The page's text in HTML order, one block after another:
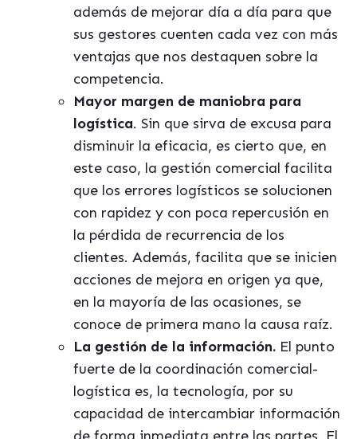
además de mejorar día a día para que
sus gestores cuenten cada vez con más
ventajas que nos destaquen sobre la
competencia.
Mayor margen de maniobra para
logística. Sin que sirva de excusa para
disminuir la eficacia, es cierto que, en
este caso, la gestión comercial facilita
que los errores logísticos se solucionen
con rapidez y con poca repercusión en
la pérdida de recurrencia de los
clientes. Además, facilita que se inicien
acciones de mejora en origen ya que,
en la mayoría de las ocasiones, se
conoce de primera mano la causa raíz.
La gestión de la información. El punto
fuerte de la coordinación comercial-
logística es, la tecnología, por su
capacidad de intercambiar información